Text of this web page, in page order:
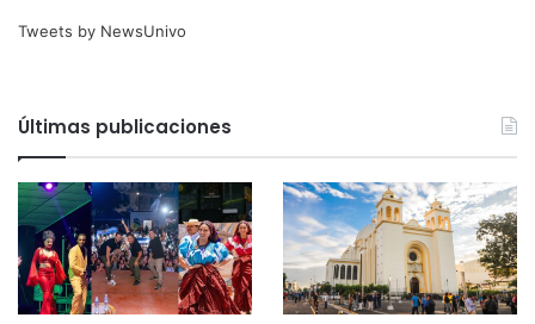
Tweets by NewsUnivo
Últimas publicaciones